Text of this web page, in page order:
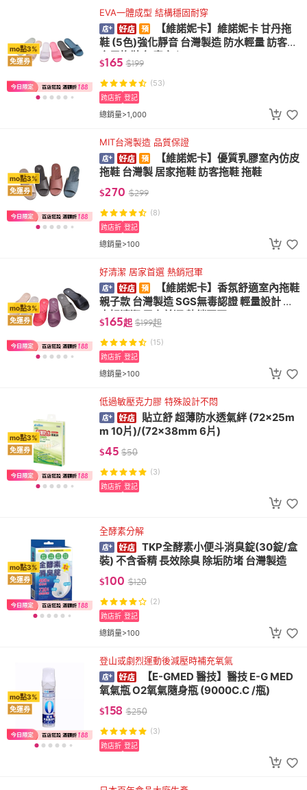
mo點3%
免運券
EVA一體成型 結構穩固耐穿
【維諾妮卡】維諾妮卡 甘丹拖
鞋 (5色)強化靜音 台灣製造 防水輕量 訪客拖
家居拖鞋 無毒安心
$165 $199
(53)
總銷量>1,000
跨店折 登記
mo點3%
免運券
MIT台灣製造 品質保證
【維諾妮卡】優質乳膠室內仿皮
拖鞋 台灣製 居家拖鞋 訪客拖鞋 拖鞋
$270 $299
(8)
總銷量>100
跨店折 登記
mo點3%
免運券
好清潔 居家首選 熱銷冠軍
【維諾妮卡】香氛舒適室內拖鞋
親子款 台灣製造 SGS無毒認證 輕量設計 防
水好清潔 居家首選 熱銷冠軍
$165起 $199起
(15)
總銷量>100
跨店折 登記
mo點3%
免運券
低過敏壓克力膠 特殊設計不悶
貼立舒 超薄防水透氣絆 (72x25m
m 10片)/(72x38mm 6片)
$45 $50
(3)
跨店折 登記
mo點3%
免運券
全酵素分解
TKP全酵素小便斗消臭錠(30錠/盒
裝) 不含香精 長效除臭 除垢防堵 台灣製造
$100 $120
(2)
總銷量>100
跨店折 登記
mo點3%
免運券
登山或劇烈運動後減壓時補充氧氣
【E-GMED 醫技】醫技 E-G MED
氧氣瓶 O2氧氣隨身瓶 (9000C.C /瓶)
$158 $250
(3)
跨店折 登記